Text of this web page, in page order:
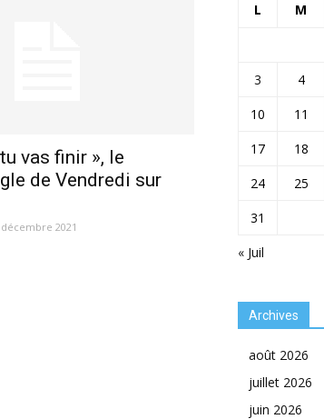
vas finir », le
de Vendredi sur
2021
L M
« Juil
3
4
10
11
17
18
24
25
31
Archives
août 2026
juillet 2026
juin 2026